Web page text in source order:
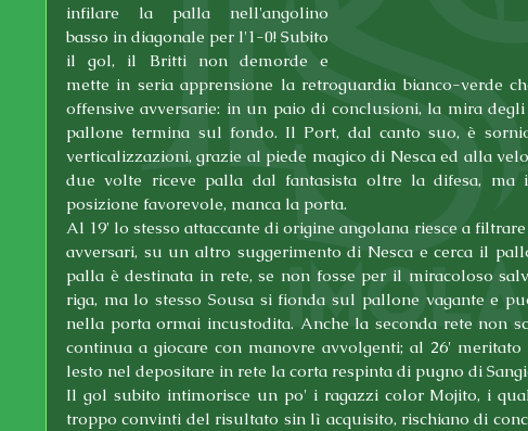
infilare la palla nell'angolino
basso in diagonale per l'1-0! Subito
il gol, il Britti non demorde e
mette in seria apprensione la retroguardia bianco-verde
offensive avversarie: in un paio di conclusioni, la mira
pallone termina sul fondo. Il Port, dal canto suo, è
verticalizzazioni, grazie al piede magico di Nesca ed alla
due volte riceve palla dal fantasista oltre la difesa, ma
posizione favorevole, manca la porta.
Al 19' lo stesso attaccante di origine angolana riesce a
avversari, su un altro suggerimento di Nesca e cerca il
palla è destinata in rete, se non fosse per il miracoloso
riga, ma lo stesso Sousa si fionda sul pallone vagante e
nella porta ormai incustodita. Anche la seconda rete non
continua a giocare con manovre avvolgenti; al 26'
lesto nel depositare in rete la corta respinta di pugno di
Il gol subito intimorisce un po' i ragazzi color Mojito, i
troppo convinti del risultato sin lì acquisito, rischiano di